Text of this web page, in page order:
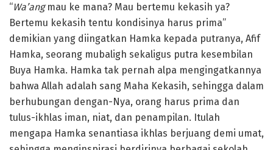
“Wa’angmau ke mana? Mau bertemu kekasih ya?
Bertemu kekasih tentu kondisinya harus prima”
demikian yang diingatkan Hamka kepada putranya, Afif
Hamka, seorang mubaligh sekaligus putra kesembilan
Buya Hamka. Hamka tak pernah alpa mengingatkannya
bahwa Allah adalah sang Maha Kekasih, sehingga dalam
berhubungan dengan-Nya, orang harus prima dan
tulus-ikhlas iman, niat, dan penampilan. Itulah
mengapa Hamka senantiasa ikhlas berjuang demi umat,